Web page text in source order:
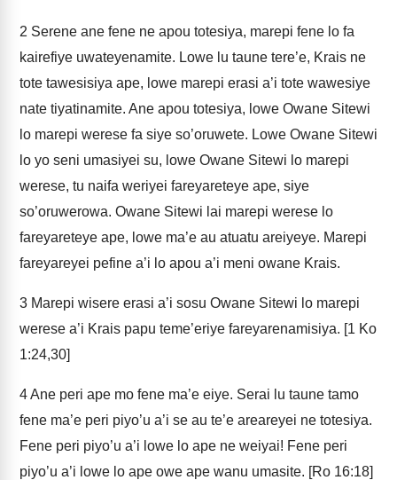
2 Serene ane fene ne apou totesiya, marepi fene lo fa
kairefiye uwateyenamite. Lowe lu taune tere’e, Krais ne
tote tawesisiya ape, lowe marepi erasi a’i tote wawesiye
nate tiyatinamite. Ane apou totesiya, lowe Owane Sitewi
lo marepi werese fa siye so’oruwete. Lowe Owane Sitewi
lo yo seni umasiyei su, lowe Owane Sitewi lo marepi
werese, tu naifa weriyei fareyareteye ape, siye
so’oruwerowa. Owane Sitewi lai marepi werese lo
fareyareteye ape, lowe ma’e au atuatu areiyeye. Marepi
fareyareyei pefine a’i lo apou a’i meni owane Krais.
3 Marepi wisere erasi a’i sosu Owane Sitewi lo marepi
werese a’i Krais papu teme’eriye fareyarenamisiya. [1 Ko
1:24,30]
4Ane peri ape mo fene ma’e eiye. Serai lu taune tamo
fene ma’e peri piyo’u a’i se au te’e areareyei ne totesiya.
Fene peri piyo’u a’i lowe lo ape ne weiyai! Fene peri
piyo’u a’i lowe lo ape owe ape wanu umasite. [Ro 16:18]